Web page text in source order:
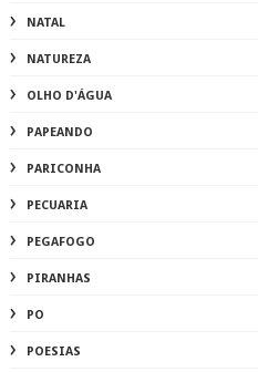
NATAL
NATUREZA
OLHO D'ÁGUA
PAPEANDO
PARICONHA
PECUARIA
PEGAFOGO
PIRANHAS
PO
POESIAS